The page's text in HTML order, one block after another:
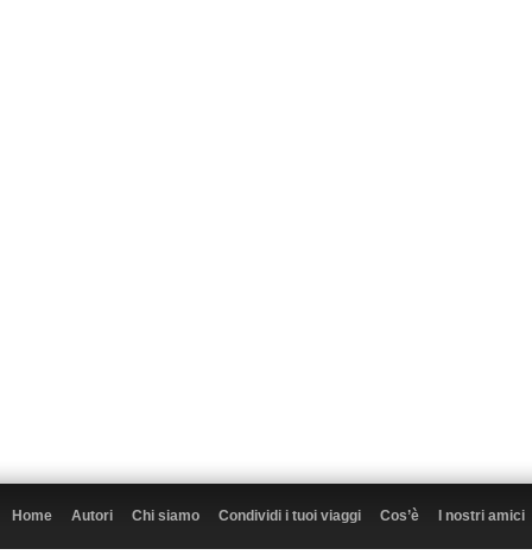
Home Autori Chi siamo Condividi i tuoi viaggi Cos’è I nostri amici